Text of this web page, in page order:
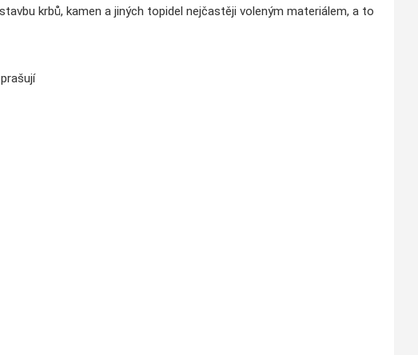
krbů, kamen a jiných topidel nejčastěji voleným materiálem, a to